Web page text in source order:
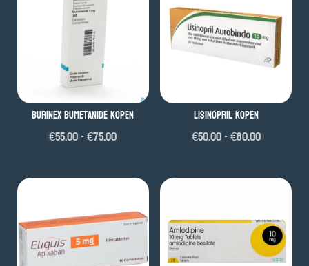
Burinex Bumetanide kopen
€55.00-€75.00Prijsklasse:
€75.00
Lisinopril kopen
€50.00-€80.00
€80.00